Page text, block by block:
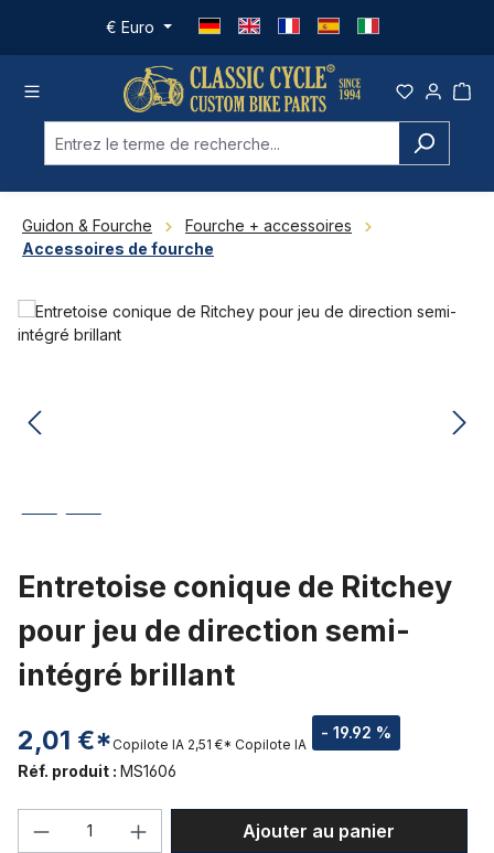
Passer au contenu principal
€ Euro
Guidon & Fourche
Fourche + accessoires
Accessoires de fourche
Ignorer la galerie d'images
Entretoise conique de Ritchey
pour jeu de direction semi-
intégré brillant
2,01 €* - 19.92 %
Copilote IA 2,51 €* Copilote IA
Réf. produit : MS1606
Quantité de produit : Entrez la
Ajouter au panier